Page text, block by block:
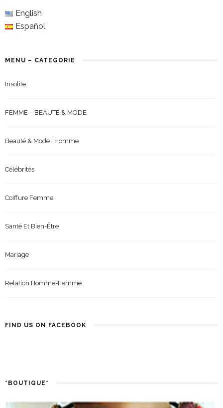
English
Español
MENU – CATEGORIE
Insolite
FEMME – BEAUTÉ & MODE
Beauté & Mode | Homme
Célébrités
Coiffure Femme
Santé Et Bien-Être
Mariage
Relation Homme-Femme
FIND US ON FACEBOOK
*BOUTIQUE*